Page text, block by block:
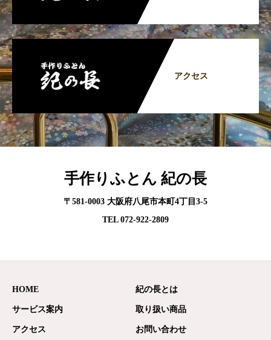
アクセス
手作りふとん 紀の長
〒581-0003 大阪府八尾市本町4丁目3-5
TEL 072-922-2809
HOME 紀の長とは
サービス案内 取り扱い商品
アクセス お問い合わせ